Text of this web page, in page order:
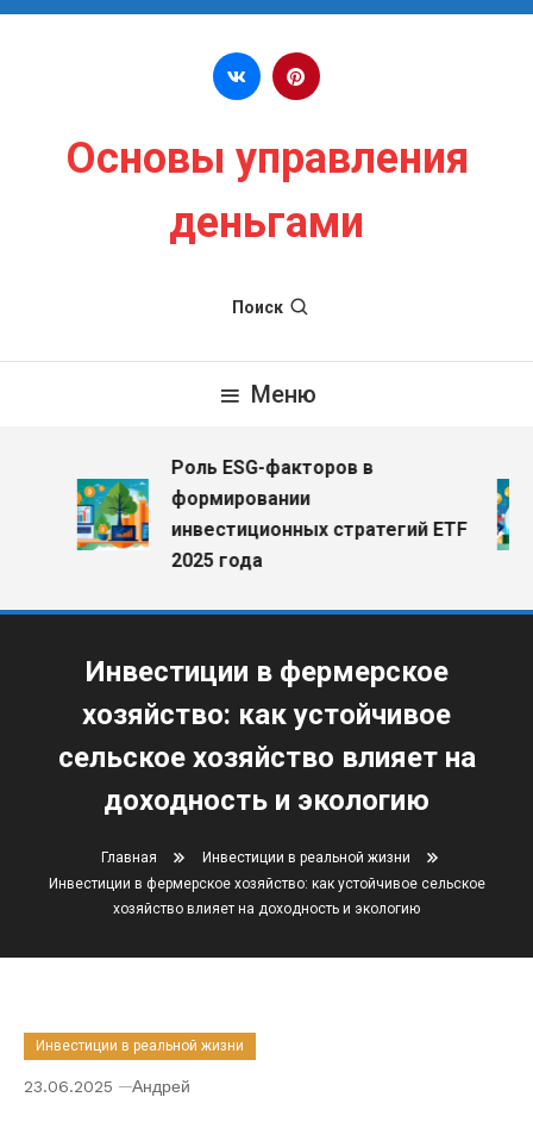
Перейти к содержимому
Основы управления
деньгами
Поиск
Меню
Роль ESG-факторов в
формировании
инвестиционных стратегий ETF
2025 года
Инвестиции в фермерское
хозяйство: как устойчивое
сельское хозяйство влияет на
доходность и экологию
Главная
Инвестиции в реальной жизни
Инвестиции в фермерское хозяйство: как устойчивое сельское
хозяйство влияет на доходность и экологию
Инвестиции в реальной жизни
23.06.2025 Андрей